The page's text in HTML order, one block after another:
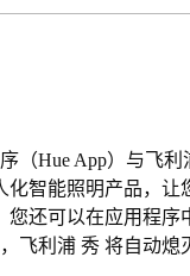
（Hue App）与飞
智能照明产品，让
还可以在应用程序
飞利浦 秀 将自动熄